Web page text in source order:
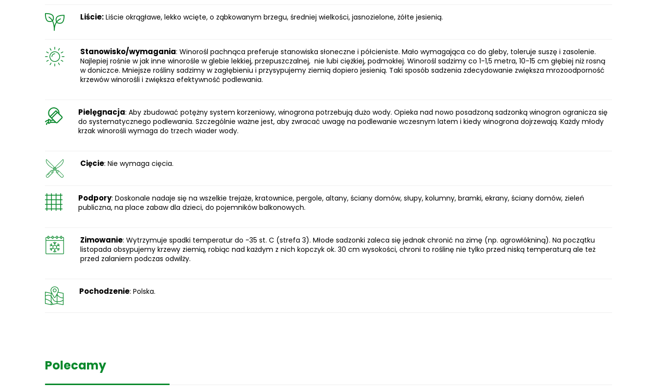
Liście: Liście okrągławe, lekko wcięte, o ząbkowanym brzegu, średniej wielkości, jasnozielone, żółte jesienią.
Stanowisko/wymagania: Winorośl pachnąca preferuje stanowiska słoneczne i półcieniste. Mało wymagająca co do gleby, toleruje suszę i zasolenie.
Najlepiej rośnie w jak inne winorośle w glebie lekkiej, przepuszczalnej, nie lubi ciężkiej, podmokłej. Winorośl sadzimy co 1-1,5 metra, 10-15 cm głębiej niż rosną
w doniczce. Mniejsze rośliny sadzimy w zagłębieniu i przysypujemy ziemią dopiero jesienią. Taki sposób sadzenia zdecydowanie zwiększa mrozoodporność
krzewów winorośli i zwiększa efektywność podlewania.
Pielęgnacja: Aby zbudować potężny system korzeniowy, winogrona potrzebują dużo wody. Opieka nad nowo posadzoną sadzonką winogron ogranicza się
do systematycznego podlewania. Szczególnie ważne jest, aby zwracać uwagę na podlewanie wczesnym latem i kiedy winogrona dojrzewają. Każdy młody
krzak winorośli wymaga do trzech wiader wody.
Cięcie: Nie wymaga cięcia.
Podpory: Doskonale nadaje się na wszelkie trejaże, kratownice, pergole, altany, ściany domów, słupy, kolumny, bramki, ekrany, ściany domów, zieleń
publiczna, na place zabaw dla dzieci, do pojemników balkonowych.
Zimowanie: Wytrzymuje spadki temperatur do -35 st. C (strefa 3). Młode sadzonki zaleca się jednak chronić na zimę (np. agrowłókniną). Na początku
listopada obsypujemy krzewy ziemią, robiąc nad każdym z nich kopczyk ok. 30 cm wysokości, chroni to roślinę nie tylko przed niską temperaturą ale też
przed zalaniem podczas odwilży.
Pochodzenie: Polska.
Polecamy